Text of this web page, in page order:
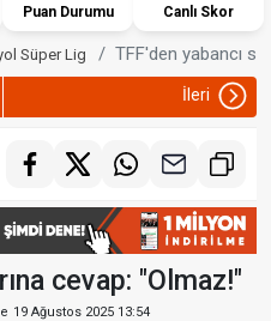
Puan Durumu Canlı Skor
Süper Lig TFF'den yabancı
İleri
cevap: "Olmaz!"
19 Ağustos 2025 13:54